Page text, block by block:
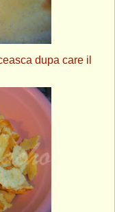
dupa care il